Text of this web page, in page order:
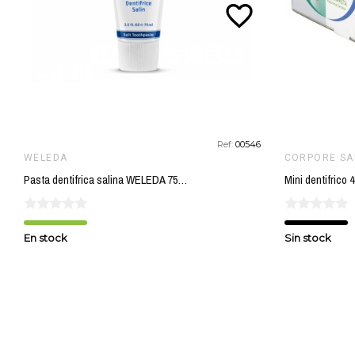
Ref: 00546
WELEDA
Pasta dentifrica salina WELEDA 75 ml
En stock
favorite_border
CORPORE
Sin stock